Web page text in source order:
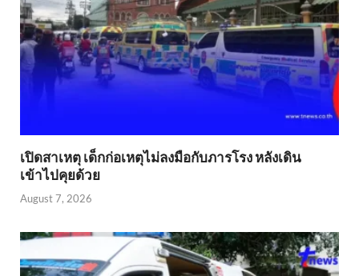
เปิดสาเหตุ เด็กก่อเหตุไม่ลงมือกับภารโรง หลังเดิน
เข้าไปคุยด้วย
August 7, 2026